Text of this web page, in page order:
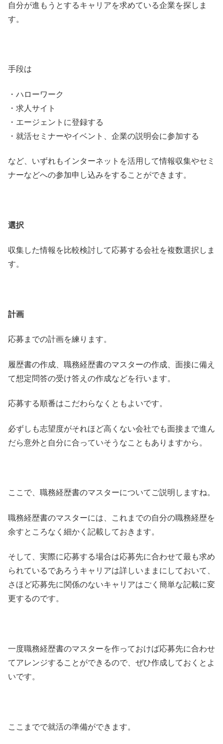
自分が進もうとするキャリアを求めている企業を探しま
す。
手段は
・ハローワーク
・求人サイト
・エージェントに登録する
・就活セミナーやイベント、企業の説明会に参加する
など、いずれもインターネットを活用して情報収集やセミ
ナーなどへの参加申し込みをすることができます。
選択
収集した情報を比較検討して応募する会社を複数選択しま
す。
計画
応募までの計画を練ります。
履歴書の作成、職務経歴書のマスターの作成、面接に備え
て想定問答の受け答えの作成などを行います。
応募する順番はこだわらなくともよいです。
必ずしも志望度がそれほど高くない会社でも面接まで進ん
だら意外と自分に合っていそうなこともありますから。
ここで、職務経歴書のマスターについてご説明しますね。
職務経歴書のマスターには、これまでの自分の職務経歴を
余すところなく細かく記載しておきます。
そして、実際に応募する場合は応募先に合わせて最も求め
られているであろうキャリアは詳しいままにしておいて、
さほど応募先に関係のないキャリアはごく簡単な記載に変
更するのです。
一度職務経歴書のマスターを作っておけば応募先に合わせ
てアレンジすることができるので、ぜひ作成しておくとよ
いです。
ここまでで就活の準備ができます。